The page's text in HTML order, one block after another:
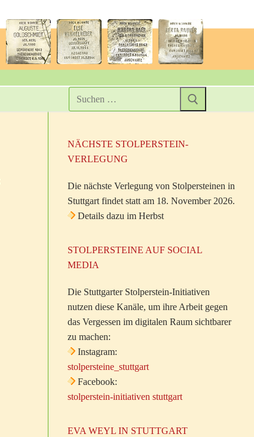
NÄCHSTE STOLPERSTEIN-
VERLEGUNG
Die nächste Verlegung von Stolpersteinen in
Stuttgart findet statt am 18. November 2026.
Details dazu im Herbst
STOLPERSTEINE AUF SOCIAL
MEDIA
Die Stuttgarter Stolperstein-Initiativen
nutzen diese Kanäle, um ihre Arbeit gegen
das Vergessen im digitalen Raum sichtbarer
zu machen:
Instagram:
stolpersteine_stuttgart
Facebook:
stolperstein-initiativen stuttgart
EVA WEYL IN STUTTGART